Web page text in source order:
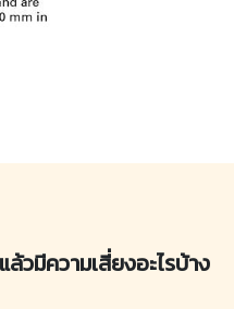
วมีความเสี่ยงอะไรบ้าง